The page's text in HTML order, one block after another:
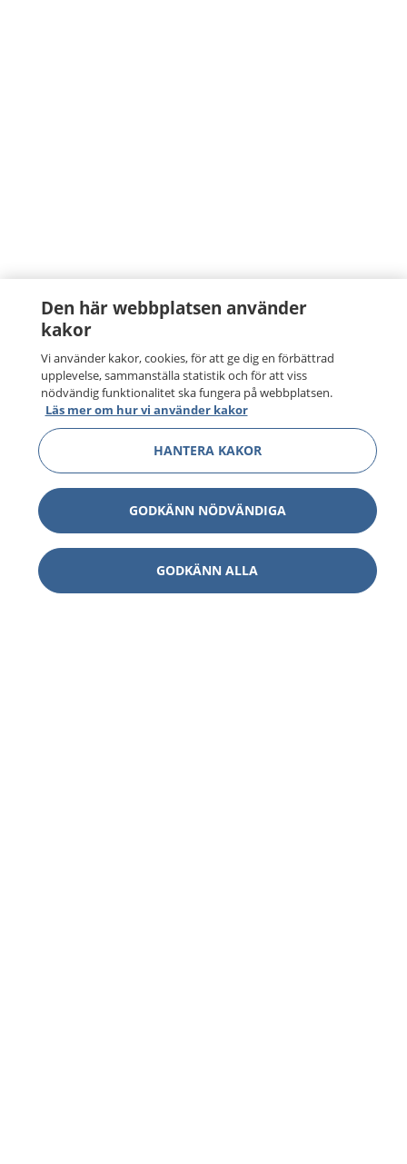
Den här webbplatsen använder
kakor
Vi använder kakor, cookies, för att ge dig en förbättrad
upplevelse, sammanställa statistik och för att viss
nödvändig funktionalitet ska fungera på webbplatsen.
Läs mer om hur vi använder kakor
HANTERA KAKOR
GODKÄNN NÖDVÄNDIGA
GODKÄNN ALLA